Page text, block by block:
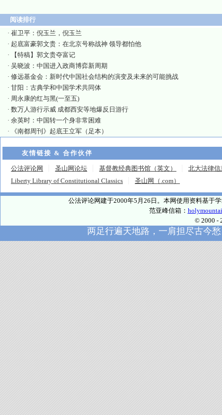
阅读排行
· 崔卫平：倪玉兰，倪玉兰
· 起底富豪郭文贵：在北京号称战神 领导都怕他
·
【特稿】郭文贵夺富记
· 吴晓波：中国进入政商博弈新周期
· 修远基金会：新时代中国社会结构的演变及未来的可能挑战
· 甘阳：古典学和中国学术共同体
· 周永康的红与黑(一至五)
· 数万人游行示威 成都西安等地爆反日游行
· 余英时：中国转一个身非常困难
·
《南都周刊》起底王立军（足本）
友情链接 & 合作伙伴
公法评论网 圣山网论坛 基督教经典图书馆（英文）
北大法律信
Liberty Library of Constitutional Classics
圣山网（.com）
公法评论网建于2000年5月26日。本网使用资料基于
范亚峰信箱：
© 2000 -
两足行遍天地路，一肩担尽古今